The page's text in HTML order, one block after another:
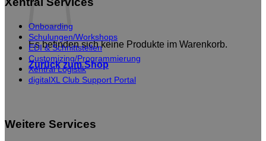
Es befinden sich keine Produkte im Warenkorb.
Zurück zum Shop
Onboarding
Schulungen/Workshops
EDI & Schnittstellen
Customizing/Programmierung
Xentral Logistik
digitalXL Club Support Portal
Weitere Services